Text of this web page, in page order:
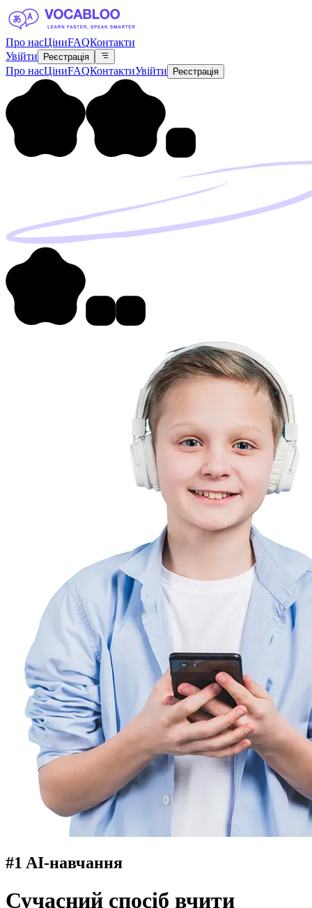
Про насЦіниFAQКонтакти
Увійти
Реєстрація
Про насЦіниFAQКонтактиУвійти Реєстрація
#1 AI‑навчання
Сучасний спосіб вчити